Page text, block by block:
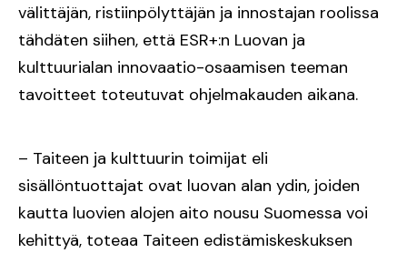
välittäjän, ristiinpölyttäjän ja innostajan roolissa
tähdäten siihen, että ESR+:n Luovan ja
kulttuurialan innovaatio-osaamisen teeman
tavoitteet toteutuvat ohjelmakauden aikana.
– Taiteen ja kulttuurin toimijat eli
sisällöntuottajat ovat luovan alan ydin, joiden
kautta luovien alojen aito nousu Suomessa voi
kehittyä, toteaa Taiteen edistämiskeskuksen